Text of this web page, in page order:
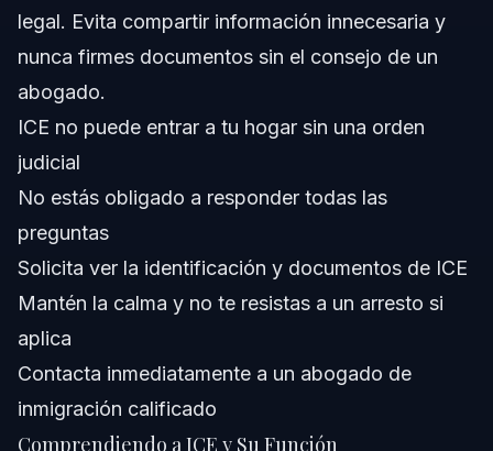
¿Qué significa ICE y cuál es su función?
¿Estoy obligado a responder preguntas de agentes de
¿Cómo determina ICE el estatus migratorio de alguien?
¿Cuáles son mis derechos si ICE aparece en mi casa o
¿Los agentes de ICE son considerados oficiales de
¿Cómo puede ayudar el Bufete Vasquez si tengo un
legal. Evita compartir información innecesaria y
nunca firmes documentos sin el consejo de un
abogado.
ICE no puede entrar a tu hogar sin una orden
judicial
No estás obligado a responder todas las
preguntas
Solicita ver la identificación y documentos de ICE
Mantén la calma y no te resistas a un arresto si
aplica
Contacta inmediatamente a un abogado de
inmigración calificado
Comprendiendo a ICE y Su Función